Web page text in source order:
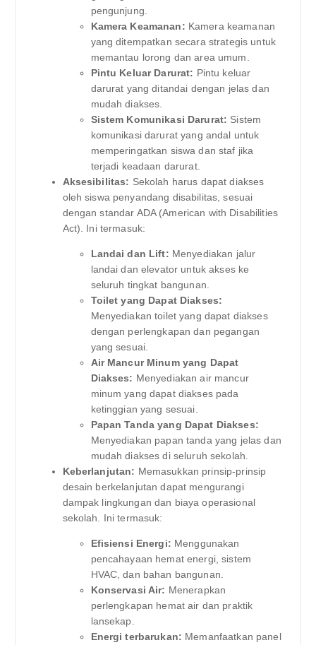
pengunjung.
Kamera Keamanan: Kamera keamanan
yang ditempatkan secara strategis untuk
memantau lorong dan area umum.
Pintu Keluar Darurat: Pintu keluar
darurat yang ditandai dengan jelas dan
mudah diakses.
Sistem Komunikasi Darurat: Sistem
komunikasi darurat yang andal untuk
memperingatkan siswa dan staf jika
terjadi keadaan darurat.
Aksesibilitas: Sekolah harus dapat diakses
oleh siswa penyandang disabilitas, sesuai
dengan standar ADA (American with Disabilities
Act). Ini termasuk:
Landai dan Lift: Menyediakan jalur
landai dan elevator untuk akses ke
seluruh tingkat bangunan.
Toilet yang Dapat Diakses:
Menyediakan toilet yang dapat diakses
dengan perlengkapan dan pegangan
yang sesuai.
Air Mancur Minum yang Dapat
Diakses: Menyediakan air mancur
minum yang dapat diakses pada
ketinggian yang sesuai.
Papan Tanda yang Dapat Diakses:
Menyediakan papan tanda yang jelas dan
mudah diakses di seluruh sekolah.
Keberlanjutan: Memasukkan prinsip-prinsip
desain berkelanjutan dapat mengurangi
dampak lingkungan dan biaya operasional
sekolah. Ini termasuk:
Efisiensi Energi: Menggunakan
pencahayaan hemat energi, sistem
HVAC, dan bahan bangunan.
Konservasi Air: Menerapkan
perlengkapan hemat air dan praktik
lansekap.
Energi terbarukan: Memanfaatkan panel